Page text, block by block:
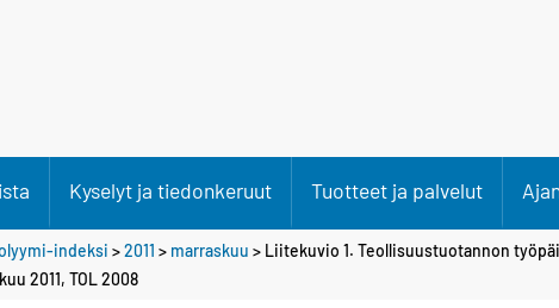
Kyselyt ja tiedonkeruut Tuotteet ja palvelut
indeksi >2011 > marraskuu > Liitekuvio 1. Teollisuustuotannon
2011, TOL 2008